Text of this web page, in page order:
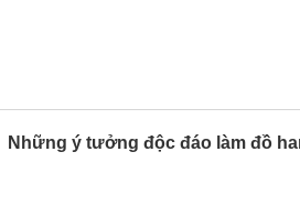
Những ý tưởng độc đáo làm đồ